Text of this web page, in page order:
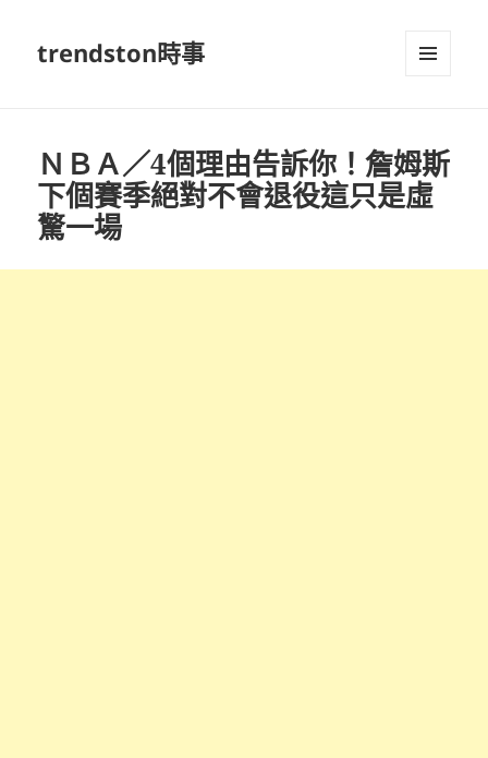
trendston時事
ＮＢＡ／4個理由告訴你！詹姆斯
下個賽季絕對不會退役這只是虛
驚一場